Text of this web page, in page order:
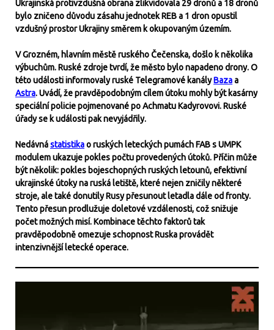
Ukrajinská protivzdušná obrana zlikvidovala 29 dronů a 18 dronů
bylo zničeno důvodu zásahu jednotek REB a 1 dron opustil
vzdušný prostor Ukrajiny směrem k okupovaným územím.
V Grozném, hlavním městě ruského Čečenska, došlo k několika
výbuchům. Ruské zdroje tvrdí, že město bylo napadeno drony. O
této události informovaly ruské Telegramové kanályBazaa
Astra. Uvádí, že pravděpodobným cílem útoku mohly být kasárny
speciální policie pojmenované po Achmatu Kadyrovovi. Ruské
úřady se k události pak nevyjádřily.
Nedávnástatistikao ruských leteckých pumách FAB s UMPK
modulem ukazuje pokles počtu provedených útoků. Příčin může
být několik: pokles bojeschopných ruských letounů, efektivní
ukrajinské útoky na ruská letiště, které nejen zničily některé
stroje, ale také donutily Rusy přesunout letadla dále od fronty.
Tento přesun prodlužuje doletové vzdálenosti, což snižuje
počet možných misí. Kombinace těchto faktorů tak
pravděpodobně omezuje schopnost Ruska provádět
intenzivnější letecké operace.